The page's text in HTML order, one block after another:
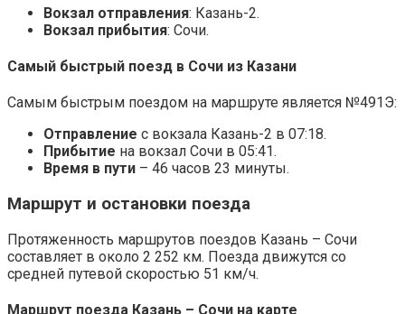
Вокзал отправления: Казань-2.
Вокзал прибытия: Сочи.
Самый быстрый поезд в Сочи из Казани
Самым быстрым поездом на маршруте является №491Э:
Отправление с вокзала Казань-2 в 07:18.
Прибытие на вокзал Сочи в 05:41.
Время в пути – 46 часов 23 минуты.
Маршрут и остановки поезда
Протяженность маршрутов поездов Казань – Сочи
составляет в около 2 252 км. Поезда движутся со
средней путевой скоростью 51 км/ч.
Маршрут поезда Казань – Сочи на карте